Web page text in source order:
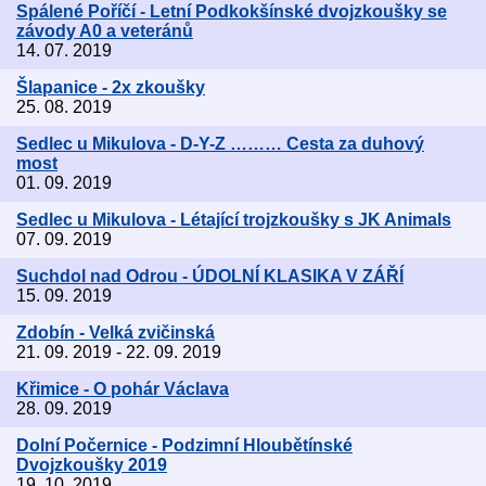
Spálené Poříčí - Letní Podkokšínské dvojzkoušky se
závody A0 a veteránů
14. 07. 2019
Šlapanice - 2x zkoušky
25. 08. 2019
Sedlec u Mikulova - D-Y-Z ……… Cesta za duhový
most
01. 09. 2019
Sedlec u Mikulova - Létající trojzkoušky s JK Animals
07. 09. 2019
Suchdol nad Odrou - ÚDOLNÍ KLASIKA V ZÁŘÍ
15. 09. 2019
Zdobín - Velká zvičinská
21. 09. 2019 - 22. 09. 2019
Křimice - O pohár Václava
28. 09. 2019
Dolní Počernice - Podzimní Hloubětínské
Dvojzkoušky 2019